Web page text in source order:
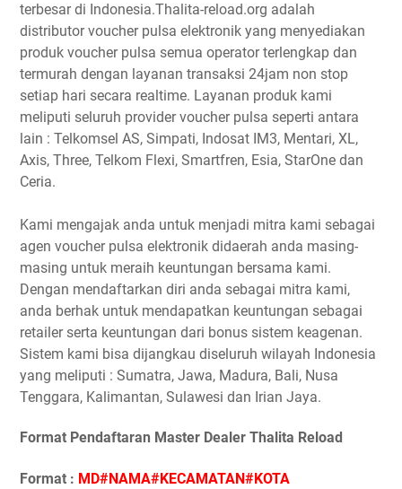
terbesar di Indonesia.Thalita-reload.org adalah
distributor voucher pulsa elektronik yang menyediakan
produk voucher pulsa semua operator terlengkap dan
termurah dengan layanan transaksi 24jam non stop
setiap hari secara realtime. Layanan produk kami
meliputi seluruh provider voucher pulsa seperti antara
lain : Telkomsel AS, Simpati, Indosat IM3, Mentari, XL,
Axis, Three, Telkom Flexi, Smartfren, Esia, StarOne dan
Ceria.
Kami mengajak anda untuk menjadi mitra kami sebagai
agen voucher pulsa elektronik didaerah anda masing-
masing untuk meraih keuntungan bersama kami.
Dengan mendaftarkan diri anda sebagai mitra kami,
anda berhak untuk mendapatkan keuntungan sebagai
retailer serta keuntungan dari bonus sistem keagenan.
Sistem kami bisa dijangkau diseluruh wilayah Indonesia
yang meliputi : Sumatra, Jawa, Madura, Bali, Nusa
Tenggara, Kalimantan, Sulawesi dan Irian Jaya.
Format Pendaftaran Master Dealer Thalita Reload
Format : MD#NAMA#KECAMATAN#KOTA